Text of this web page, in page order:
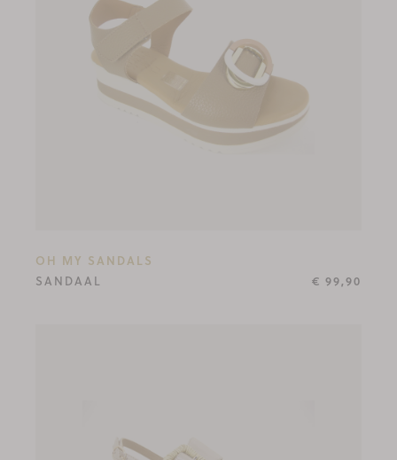
OH MY SANDALS
SANDAAL
€ 99,90